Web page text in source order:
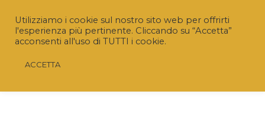
Utilizziamo i cookie sul nostro sito web per offrirti
l'esperienza più pertinente. Cliccando su “Accetta”
acconsenti all'uso di TUTTI i cookie.
ACCETTA